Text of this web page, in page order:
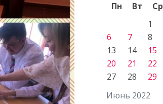
Июнь 2022
Пн Вт Ср
1
6
7 8
13
14 15
20
21 22
27
28 29